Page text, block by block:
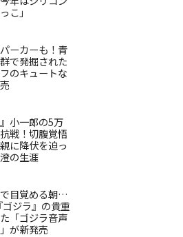
こ」
ーカーも！青
で発掘された
のキュートな
小一郎の5万
戦！切腹覚悟
に降伏を迫っ
の生涯
目覚める朝…
ジラ』の貴重
「ゴジラ音声
が新発売